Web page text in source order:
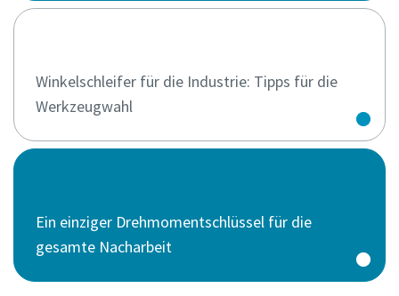
Winkelschleifer für die Industrie: Tipps für die
Werkzeugwahl
Ein einziger Dreh­moment­schlüssel für die
gesamte Nacharbeit